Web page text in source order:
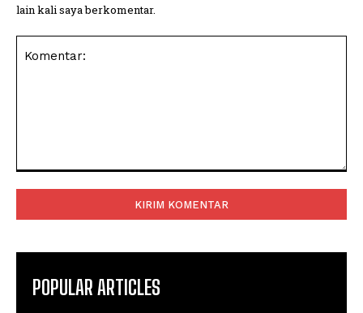
lain kali saya berkomentar.
POPULAR ARTICLES